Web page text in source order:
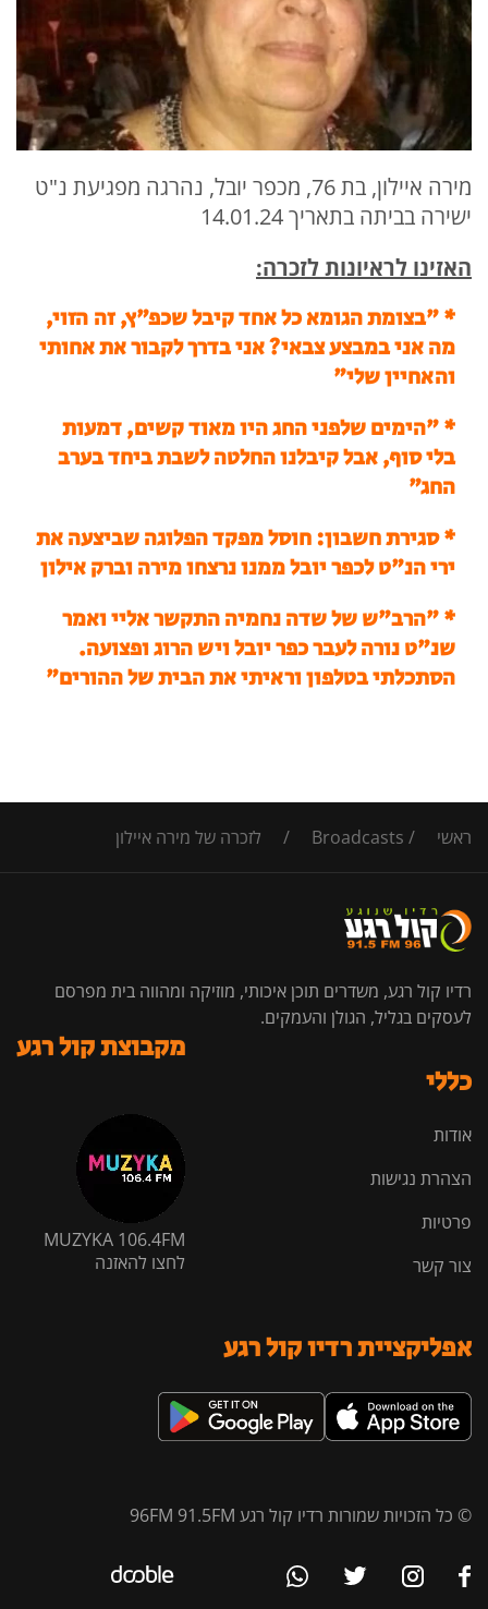
מירה איילון, בת 76, מכפר יובל, נהרגה מפגיעת נ"ט
ישירה בביתה בתאריך 14.01.24
האזינו לראיונות לזכרה:
*"בצומת הגומא כל אחד קיבל שכפ"ץ, זה הזוי,
מה אני במבצע צבאי? אני בדרך לקבור את אחותי
והאחיין שלי"
*"הימים שלפני החג היו מאוד קשים, דמעות
בלי סוף, אבל קיבלנו החלטה לשבת ביחד בערב
החג"
* סגירת חשבון: חוסל מפקד הפלוגה שביצעה את
ירי הנ"ט לכפר יובל ממנו נרצחו מירה וברק אילון
* "הרב"ש של שדה נחמיה התקשר אליי ואמר
שנ"ט נורה לעבר כפר יובל ויש הרוג ופצועה.
הסתכלתי בטלפון וראיתי את הבית של ההורים"
ראשי /
Broadcasts
/ לזכרה של מירה איילון
רדיו קול רגע, משדרים תוכן איכותי, מוזיקה ומהווה בית מפרסם
לעסקים בגליל, הגולן והעמקים.
כללי
אודות
הצהרת נגישות
פרטיות
צור קשר
מקבוצת קול רגע
MUZYKA 106.4FM
לחצו להאזנה
אפליקציית רדיו קול רגע
© כל הזכויות שמורות רדיו קול רגע 96FM 91.5FM